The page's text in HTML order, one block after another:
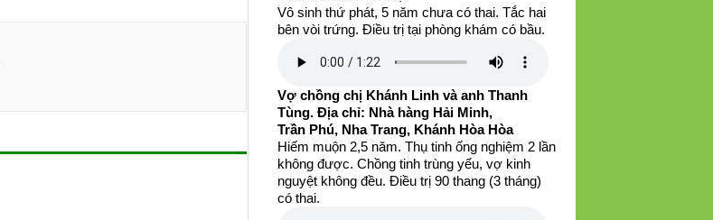
Vô sinh thứ phát, 5 năm chưa có thai. Tắc hai
bên vòi trứng. Điều trị tại phòng khám có bầu.
Vợ chồng chị Khánh Linh và anh Thanh
Tùng. Địa chỉ: Nhà hàng Hải Minh,
Trần Phú, Nha Trang, Khánh Hòa Hòa
Hiếm muộn 2,5 năm. Thụ tinh ống nghiệm 2 lần
không được. Chồng tinh trùng yếu, vợ kinh
nguyệt không đều. Điều trị 90 thang (3 tháng)
có thai.